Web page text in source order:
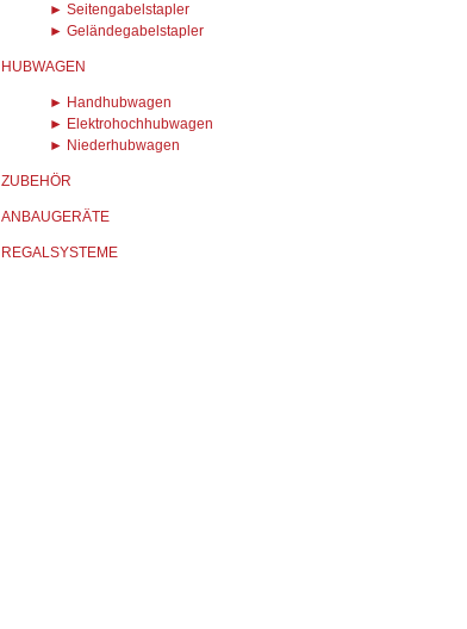
► Seitengabelstapler
► Geländegabelstapler
HUBWAGEN
► Handhubwagen
► Elektrohochhubwagen
► Niederhubwagen
ZUBEHÖR
ANBAUGERÄTE
REGALSYSTEME